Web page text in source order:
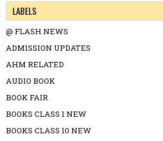
LABELS
@ FLASH NEWS
ADMISSION UPDATES
AHM RELATED
AUDIO BOOK
BOOK FAIR
BOOKS CLASS 1 NEW
BOOKS CLASS 10 NEW